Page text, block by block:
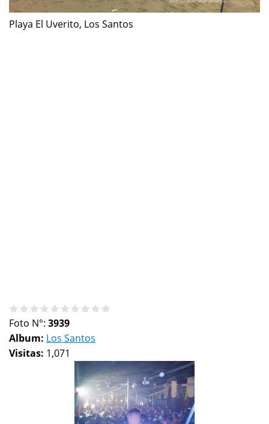
Playa El Uverito, Los Santos
Foto N°: 3939
Album: Los Santos
Visitas: 1,071